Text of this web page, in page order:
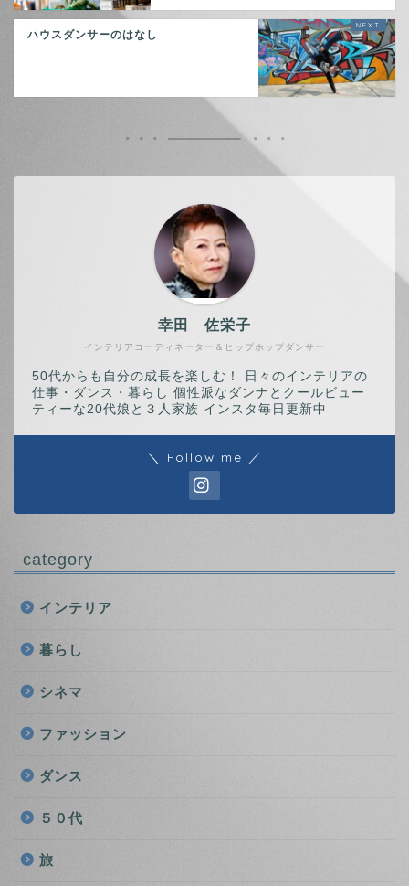
ハウスダンサーのはなし
インテリアコーディネーター＆ヒップホップダンサー
幸田 佐栄子
50代からも自分の成長を楽しむ！ 日々のインテリアの
仕事・ダンス・暮らし 個性派なダンナとクールビュー
ティーな20代娘と３人家族 インスタ毎日更新中
＼ Follow me ／
category
インテリア
暮らし
シネマ
ファッション
ダンス
５０代
旅